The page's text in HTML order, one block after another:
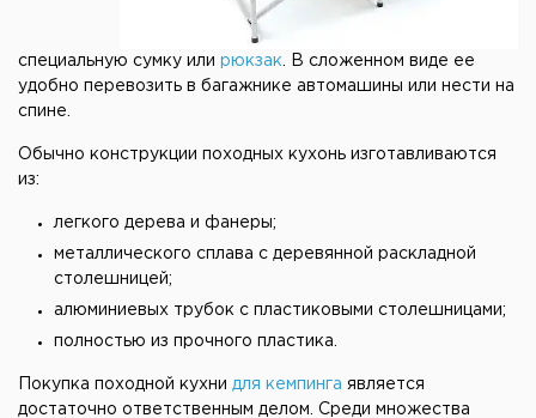
специальную сумку или рюкзак . В сложенном виде ее
удобно перевозить в багажнике автомашины или нести на
спине.
Обычно конструкции походных кухонь изготавливаются
из:
легкого дерева и фанеры;
металлического сплава с деревянной раскладной
столешницей;
алюминиевых трубок с пластиковыми столешницами;
полностью из прочного пластика.
Покупка походной кухни для кемпинга является
достаточно ответственным делом. Среди множества